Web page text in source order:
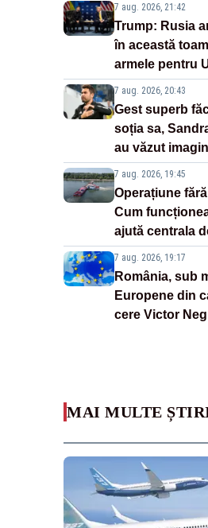
7 aug. 2026, 21:42
Trump: Rusia
în această
armele pentru
7 aug. 2026, 20:43
Gest superb
soția sa,
au văzut
7 aug. 2026, 19:45
Operațiune
Cum
ajută centrala
7 aug. 2026, 19:17
România, sub
Europene din
cere Victor
MAI MULTE